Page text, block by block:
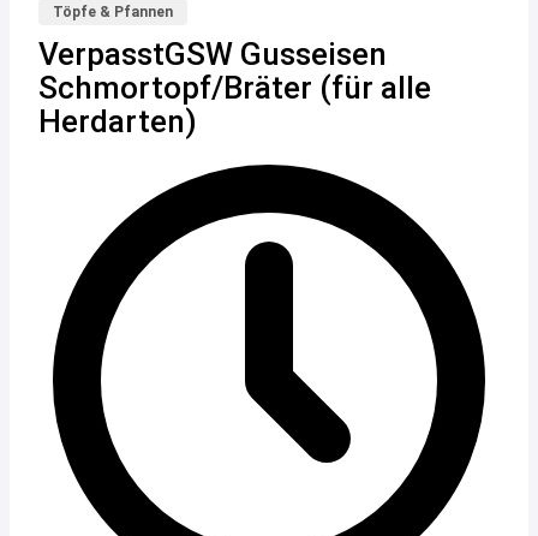
Töpfe & Pfannen
VerpasstGSW Gusseisen
Schmortopf/Bräter (für alle
Herdarten)